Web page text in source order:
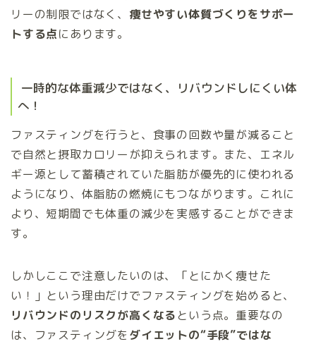
リーの制限ではなく、 痩せやすい体質づくりをサポー
トする点にあります。
一時的な体重減少ではなく、リバウンドしにくい体
へ！
ファスティングを行うと、食事の回数や量が減ること
で自然と摂取カロリーが抑えられます。また、エネル
ギー源として蓄積されていた脂肪が優先的に使われる
ようになり、体脂肪の燃焼にもつながります。これに
より、短期間でも体重の減少を実感することができま
す。
しかしここで注意したいのは、「とにかく痩せた
い！」という理由だけでファスティングを始めると、
リバウンドのリスクが高くなるという点。重要なの
は、ファスティングを ダイエットの“手段”ではな